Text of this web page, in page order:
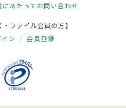
あたって お問い合わせ
・ファイル会員の方】
イン 会員登録